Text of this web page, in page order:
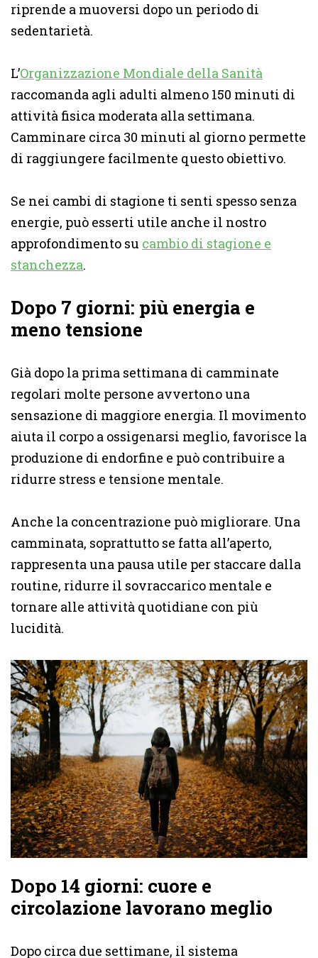
riprende a muoversi dopo un periodo di
sedentarietà.
L’Organizzazione Mondiale della Sanità
raccomanda agli adulti almeno 150 minuti di
attività fisica moderata alla settimana.
Camminare circa 30 minuti al giorno permette
di raggiungere facilmente questo obiettivo.
Se nei cambi di stagione ti senti spesso senza
energie, può esserti utile anche il nostro
approfondimento su cambio di stagione e
stanchezza.
Dopo 7 giorni: più energia e
meno tensione
Già dopo la prima settimana di camminate
regolari molte persone avvertono una
sensazione di maggiore energia. Il movimento
aiuta il corpo a ossigenarsi meglio, favorisce la
produzione di endorfine e può contribuire a
ridurre stress e tensione mentale.
Anche la concentrazione può migliorare. Una
camminata, soprattutto se fatta all’aperto,
rappresenta una pausa utile per staccare dalla
routine, ridurre il sovraccarico mentale e
tornare alle attività quotidiane con più
lucidità.
Dopo 14 giorni: cuore e
circolazione lavorano meglio
Dopo circa due settimane, il sistema